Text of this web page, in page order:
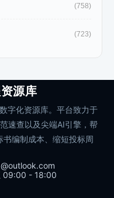
(758)
(723)
源库
字化资源库。平台致力于
速查以及尖端AI引擎，帮
编制成本、缩短投标周
09:00 - 18:00